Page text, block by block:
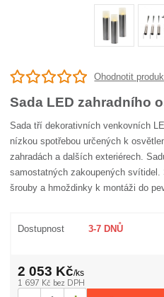
Ohodnotit
Sada LED zahradního
Sada tří dekorativních venkovních
nízkou spotřebou určených k
zahradách a dalších exteriérech.
samostatných zakoupených
šrouby a hmoždinky k montáži do
Dostupnost 3-7 DNŮ
2 053 Kč/ks
1 697 Kč bez DPH